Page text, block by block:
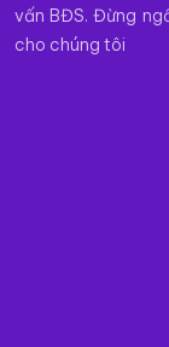
vấn BĐS. Đừng
cho chúng tôi